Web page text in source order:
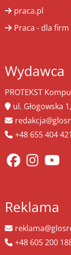
praca.pl
Praca - dla firm
Wydawca
PROTEKST
ul. Głogowska
+48 655 404 421
Reklama
+48 605 200